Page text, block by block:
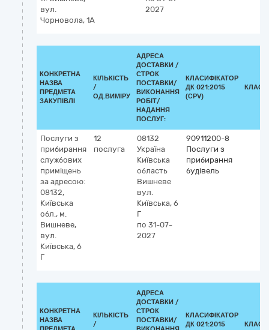
вул.
Чорновола, 1А
2027
КОНКРЕТНА
НАЗВА
ПРЕДМЕТА
ЗАКУПІВЛІ
КІЛЬКІСТЬ
/
ОД.ВИМІРУ
АДРЕСА
ДОСТАВКИ /
СТРОК
ПОСТАВКИ/
ВИКОНАННЯ
РОБІТ/
НАДАННЯ
ПОСЛУГ:
КЛАСИФІКАТОР
ДК 021:2015
(CPV)
Послуги з
прибирання
службових
приміщень
за адресою:
08132,
Київська
обл., м.
Вишневе,
вул.
Київська, 6
Г
12
послуга
08132
Україна
Київська
область
Вишневе
вул.
Київська, 6
Г
по 31-07-
2027
90911200-8
Послуги з
прибирання
будівель
КОНКРЕТНА
НАЗВА
КІЛЬКІСТЬ
/
АДРЕСА
ДОСТАВКИ /
СТРОК
ПОСТАВКИ/
КЛАСИФІКАТОР
ДК 021:2015